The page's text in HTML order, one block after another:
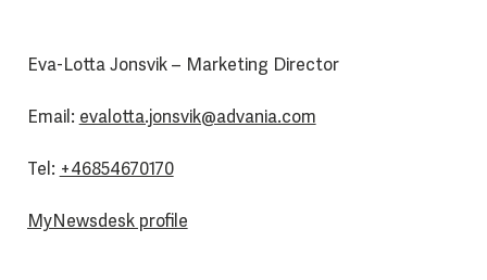
Eva-Lotta Jonsvik – Marketing Director
Email: evalotta.jonsvik@advania.com
Tel: +46854670170
MyNewsdesk profile